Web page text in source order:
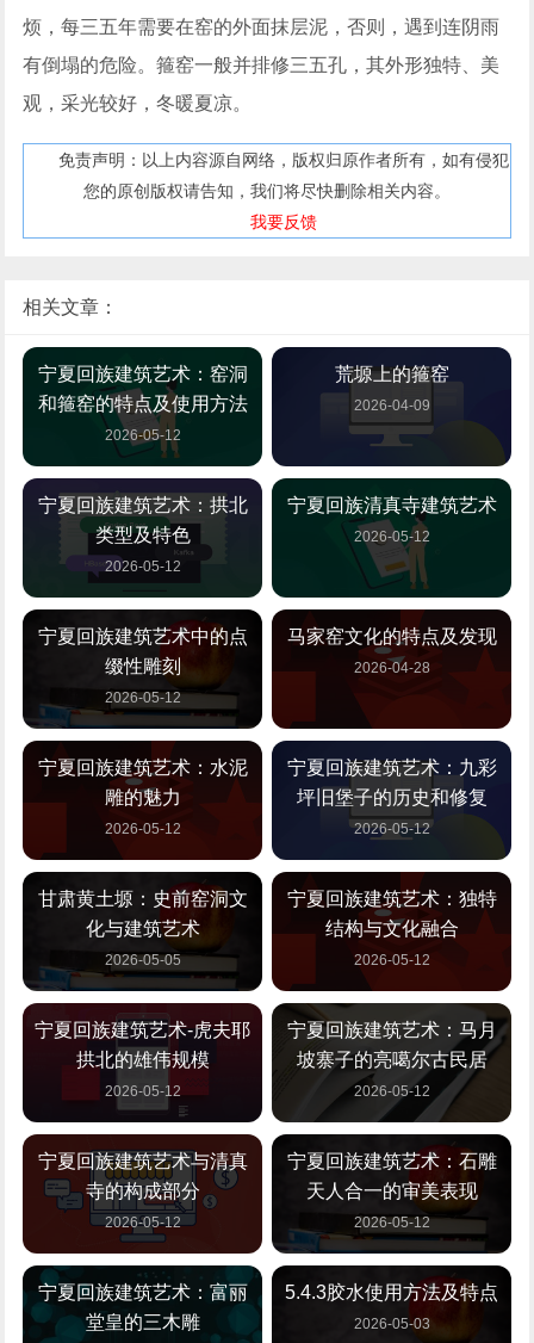
烦，每三五年需要在窑的外面抹层泥，否则，遇到连阴雨
有倒塌的危险。箍窑一般并排修三五孔，其外形独特、美
观，采光较好，冬暖夏凉。
免责声明：以上内容源自网络，版权归原作者所有，如有侵犯
您的原创版权请告知，我们将尽快删除相关内容。
我要反馈
相关文章：
宁夏回族建筑艺术：窑洞
和箍窑的特点及使用方法
2026-05-12
荒塬上的箍窑
2026-04-09
宁夏回族建筑艺术：拱北
类型及特色
2026-05-12
宁夏回族清真寺建筑艺术
2026-05-12
宁夏回族建筑艺术中的点
缀性雕刻
2026-05-12
马家窑文化的特点及发现
2026-04-28
宁夏回族建筑艺术：水泥
雕的魅力
2026-05-12
宁夏回族建筑艺术：九彩
坪旧堡子的历史和修复
2026-05-12
甘肃黄土塬：史前窑洞文
化与建筑艺术
2026-05-05
宁夏回族建筑艺术：独特
结构与文化融合
2026-05-12
宁夏回族建筑艺术-虎夫耶
拱北的雄伟规模
2026-05-12
宁夏回族建筑艺术：马月
坡寨子的亮噶尔古民居
2026-05-12
宁夏回族建筑艺术与清真
寺的构成部分
2026-05-12
宁夏回族建筑艺术：石雕
天人合一的审美表现
2026-05-12
宁夏回族建筑艺术：富丽
堂皇的三木雕
5.4.3胶水使用方法及特点
2026-05-03